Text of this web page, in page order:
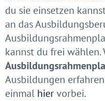
du sie einsetzen
an das
kannst du frei wählen.
Ausbildungen
einmal hiervorbei.